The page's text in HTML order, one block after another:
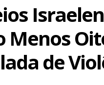
Menos
de